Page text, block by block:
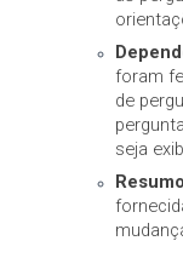
foram
de
seja